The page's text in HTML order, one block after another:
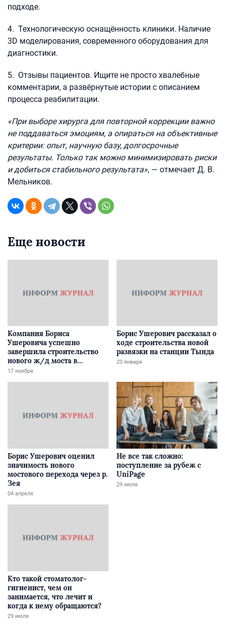
подходе.
4. Технологическую оснащённость клиники. Наличие
3D моделирования, современного оборудования для
диагностики.
5. Отзывы пациентов. Ищите не просто хвалебные
комментарии, а развёрнутые истории с описанием
процесса реабилитации.
«При выборе хирурга для повторной коррекции важно
не поддаваться эмоциям, а опираться на объективные
критерии: опыт, научную базу, долгосрочные
результаты. Только так можно минимизировать риски
и добиться стабильного результата», — отмечает Д. В.
Мельников.
Еще новости
Компания Бориса
Ушеровича успешно
завершила строительство
нового ж/д моста в
Забайкалье
17 ноября
Борис Ушерович рассказал о
ходе строительства новой
развязки на станции Тында
20 января
Борис Ушерович оценил
значимость нового
мостового перехода через р.
Зея
04 апреля
Не все так сложно:
поступление за рубеж с
UniPage
29 июля
Кто такой стоматолог-
гигиенист, чем он
занимается, что лечит и
когда к нему обращаются?
29 июля